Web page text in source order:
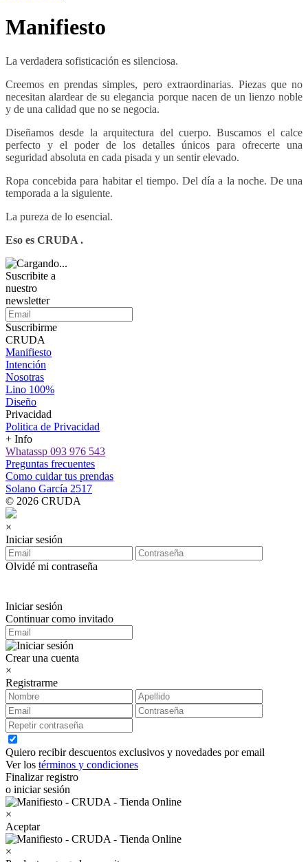
Manifiesto
La verdadera sofisticación es silenciosa.
Creemos en prendas simples, pero extraordinarias. Piezas que no
necesitan alardear de su elegancia porque nacen de un lienzo noble
y de una calidad que no se negocia.
Diseñamos desde la arquitectura del cuerpo. Buscamos el calce
perfecto y el poder de los detalles únicos para ofrecerte una
seguridad absoluta en cada pisada y un sentir elevado.
Ropa concebida para habitar el tiempo. Del día a la noche. De una
temporada a la siguiente.
La pureza de lo esencial.
Eso es CRUDA .
Suscribite a
nuestro
newsletter
Suscribirme
CRUDA
Manifiesto
Intención
Nosotras
Lino 100%
Diseño
Privacidad
Politica de Privacidad
+ Info
Whatassp 093 976 543
Preguntas frecuentes
Como cuidar tus prendas
Solano García 2517
© 2026 CRUDA
×
Iniciar sesión
Olvidé mi contraseña
Iniciar sesión
Continuar como invitado
Crear una cuenta
×
Registrarme
Quiero recibir descuentos exclusivos y novedades por email
Ver los términos y condiciones
Finalizar registro
o iniciar sesión
×
Aceptar
×